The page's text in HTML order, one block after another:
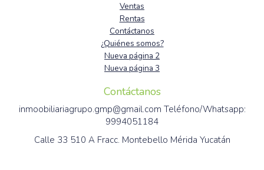
Ventas
Rentas
Contáctanos
¿Quiénes somos?
Nueva página 2
Nueva página 3
Contáctanos
inmoobiliariagrupo.gmp@gmail.com Teléfono/Whatsapp:
9994051184
Calle 33 510 A Fracc. Montebello Mérida Yucatán